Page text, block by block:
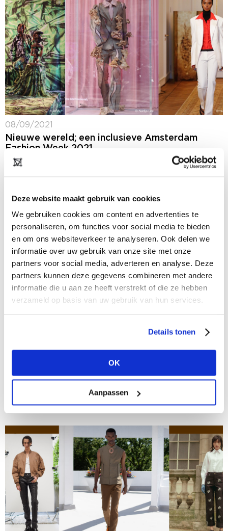
Deze website maakt gebruik van cookies
We gebruiken cookies om content en advertenties te
personaliseren, om functies voor social media te bieden
en om ons websiteverkeer te analyseren. Ook delen we
informatie over uw gebruik van onze site met onze
partners voor social media, adverteren en analyse. Deze
partners kunnen deze gegevens combineren met andere
informatie die u aan ze heeft verstrekt of die ze hebben
verzameld op basis van uw gebruik van hun services.
Details tonen
OK
Aanpassen
08/09/2021
Nieuwe wereld; een inclusieve Amsterdam
Fashion Week 2021
Van 1 tot en met 4 september vond de Amsterdam
begin van de...
Team MF was bij Lichting 2021 in creative hub Capital
graduates van onze Nederlandse academies, het
neusje van de zalm. Roxane...